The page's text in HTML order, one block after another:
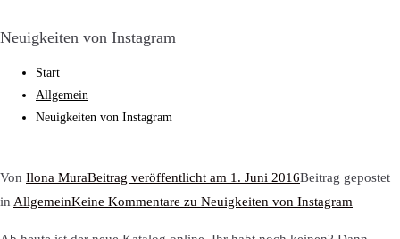
Neuigkeiten von Instagram
Start
Allgemein
Neuigkeiten von Instagram
Von Ilona MuraBeitrag veröffentlicht am 1. Juni 2016Beitrag gepostet
in AllgemeinKeine Kommentare zu Neuigkeiten von Instagram